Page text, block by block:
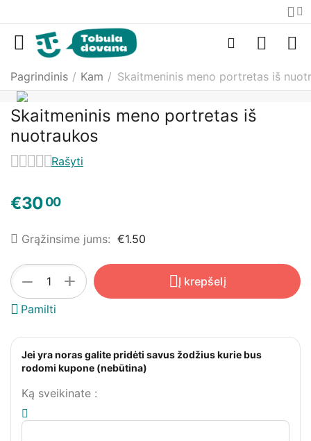
Pagrindinis / Kam / Skaitmeninis meno portretas iš
Skaitmeninis meno portretas iš
nuotraukos
Rašyti
€3000
Grąžinsime jums: €1.50
+
−
Į krepšelį
Pamilti
Jei yra noras galite pridėti savus žodžius kurie bus
rodomi kupone (nebūtina)
Ką sveikinate :